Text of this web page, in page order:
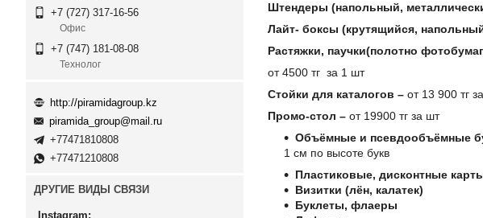
Штендеры (напольный,
Лайт- боксы (крутящийся,
Растяжки, паучки(полотно
от 4500 тг за 1 шт
Стойки для каталогов – от 13 900 тг
Промо-стол – от 19900 тг за шт
Объёмные и псевдообъёмные
1 см по высоте букв
Пластиковые, дисконтные
Визитки (лён, калатек)
Буклеты, флаеры
+7 (727) 317-16-56
Офис
+7 (747) 181-08-08
Технолог
http://piramidagroup.kz
piramida_group@mail.ru
+77471810808
+77471210808
ДРУГИЕ ВИДЫ СВЯЗИ
Instagram